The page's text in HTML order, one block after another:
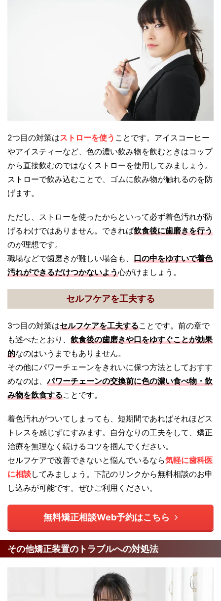
2つ目の対策はストローを使う ことです。アイスコーヒー
やアイスティーなど、色の濃い飲み物を飲むときはコップ
から直接飲むのではなくストローを使用してみましょう。
ストローで飲み込むことで、ゴムに飲み物が触れるのを防
げます。
ただし、ストローを使ったからといって必ず着色汚れが防
げるわけではありません。できれば飲食後に歯磨きを行う
のが理想です。
職場などで歯磨きが難しい場合も、 口の中をゆすいで着色
汚れができるだけつかないよう心がけましょう。
セルフケアを工夫する
3つ目の対策はセルフケアを工夫することです。前の章で
も述べたとおり、 飲食後の歯磨きや口をゆすぐことが効果
的なのはいうまでもありません。
その他にパワーチェーンをきれいに保つ方法としておすす
めなのは、パワーチェーンの交換前に色の濃い食べ物・飲
み物を飲食することです。
着色汚れがついてしまっても、短期間であればそれほどス
トレスを感じずにすみます。自分なりの工夫をして、矯正
治療を無理なく続けるコツを掴んでください。
セルフケアで改善できないと悩んでいるなら気軽に歯科医
に相談してみましょう。下記のリンクから無料相談のお申
し込みが可能です。ぜひご利用ください。
無料矯正相談Web予約はこちら
その他矯正装置のトラブルへの対処法